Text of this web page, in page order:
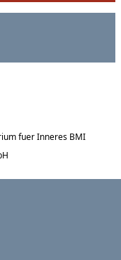
fuer Inneres BMI